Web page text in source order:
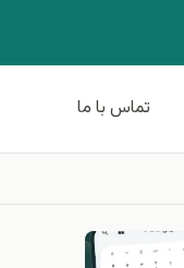
تماس با ما